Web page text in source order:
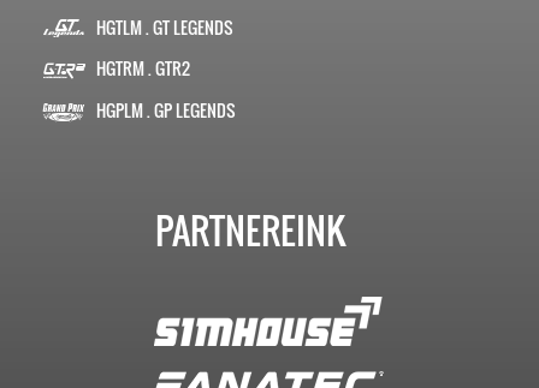
HGTLM . GT LEGENDS
HGTRM . GTR2
HGPLM . GP LEGENDS
PARTNEREINK